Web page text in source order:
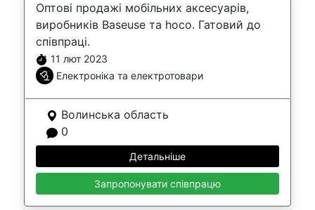
Оптові продажі мобільних аксесуарів,
виробників Baseuse та hoco. Гатовий до
співпраці.
11 лют 2023
Електроніка та електротовари
Волинська область
0
Детальніше
Запропонувати співпрацю